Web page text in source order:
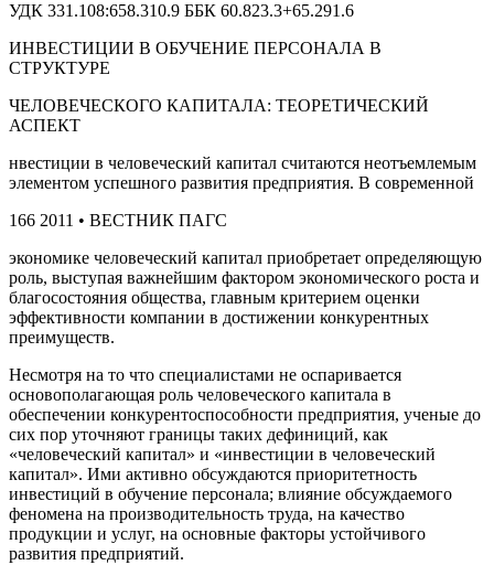
УДК 331.108:658.310.9 ББК 60.823.3+65.291.6
ИНВЕСТИЦИИ В ОБУЧЕНИЕ ПЕРСОНАЛА В
СТРУКТУРЕ
ЧЕЛОВЕЧЕСКОГО КАПИТАЛА: ТЕОРЕТИЧЕСКИЙ
АСПЕКТ
нвестиции в человеческий капитал считаются неотъемлемым
элементом успешного развития предприятия. В современной
166 2011 • ВЕСТНИК ПАГС
экономике человеческий капитал приобретает определяющую
роль, выступая важнейшим фактором экономического роста и
благосостояния общества, главным критерием оценки
эффективности компании в достижении конкурентных
преимуществ.
Несмотря на то что специалистами не оспаривается
основополагающая роль человеческого капитала в
обеспечении конкурентоспособности предприятия, ученые до
сих пор уточняют границы таких дефиниций, как
«человеческий капитал» и «инвестиции в человеческий
капитал». Ими активно обсуждаются приоритетность
инвестиций в обучение персонала; влияние обсуждаемого
феномена на производительность труда, на качество
продукции и услуг, на основные факторы устойчивого
развития предприятий.